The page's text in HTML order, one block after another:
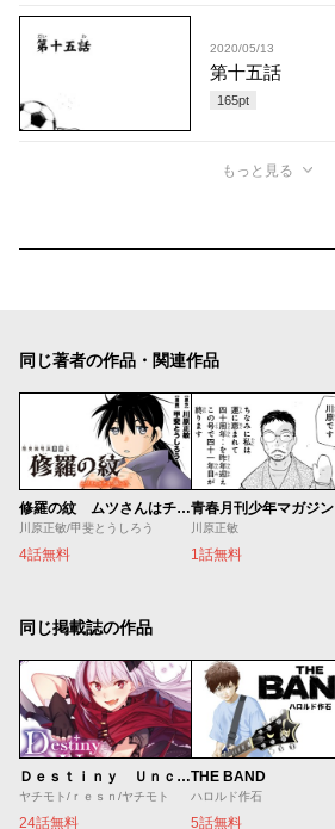
2020/05/13
第十五話
165pt
もっと見る
同じ著者の作品・関連作品
修羅の紋 ムツさんはチョー強い？！
川原正敏/甲斐とうしろう
4話無料
青春月刊少年マガジン
川原正敏
1話無料
同じ掲載誌の作品
Ｄｅｓｔｉｎｙ Ｕｎｃｈａｉｎ Ｏｎｌｉｎｅ 吸血鬼少女となって、やがて『赤の魔王』と呼ばれるようになりました
ヤチモト/ｒｅｓｎ/ヤチモト
24話無料
THE BAND
ハロルド作石
5話無料